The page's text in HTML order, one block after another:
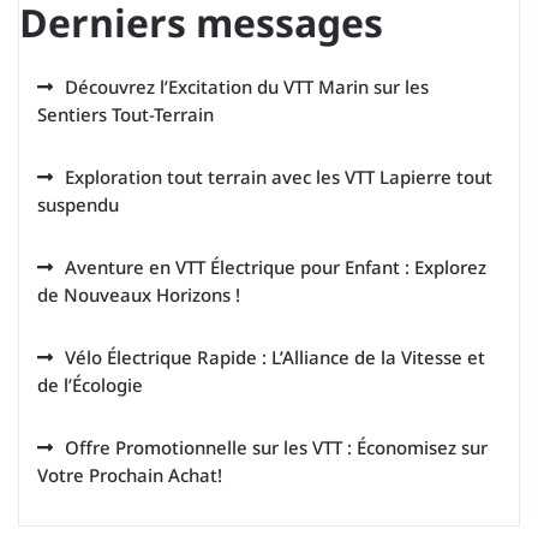
Derniers messages
Découvrez l’Excitation du VTT Marin sur les
Sentiers Tout-Terrain
Exploration tout terrain avec les VTT Lapierre tout
suspendu
Aventure en VTT Électrique pour Enfant : Explorez
de Nouveaux Horizons !
Vélo Électrique Rapide : L’Alliance de la Vitesse et
de l’Écologie
Offre Promotionnelle sur les VTT : Économisez sur
Votre Prochain Achat!